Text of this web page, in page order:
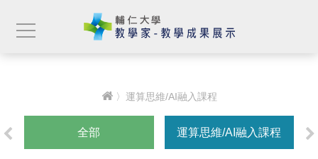
〉運算思維/AI融入課程
全部 運算思維/AI融入課程